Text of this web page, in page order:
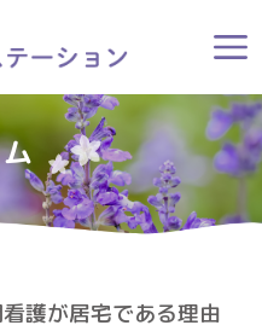
護が居宅である理由